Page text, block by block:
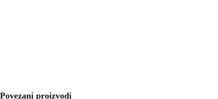
Povezani proizvodi